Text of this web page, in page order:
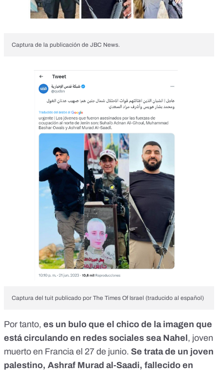
Captura de la publicación de JBC News.
Captura del tuit publicado por The Times Of Israel (traducido al español)
Por tanto, es un bulo que el chico de la imagen que
está circulando en redes sociales sea Nahel , joven
muerto en Francia el 27 de junio. Se trata de un joven
palestino, Ashraf Murad al-Saadi, fallecido en